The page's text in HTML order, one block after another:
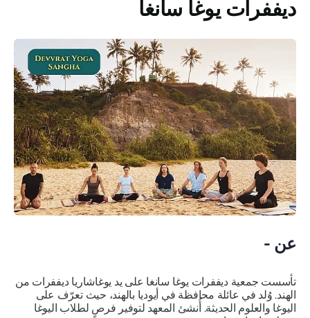
ديففرات يوغا سانغا
عن -
تأسست جمعية ديففرات يوغا سانغا على يد يوغاشاريا ديففرات من
الهند. وُلد في عائلة محافظة في أيوديا بالهند، حيث تعرّف على
اليوغا والعلوم الحديثة. أُنشئ المعهد لتوفير فرصٍ لطلاب اليوغا